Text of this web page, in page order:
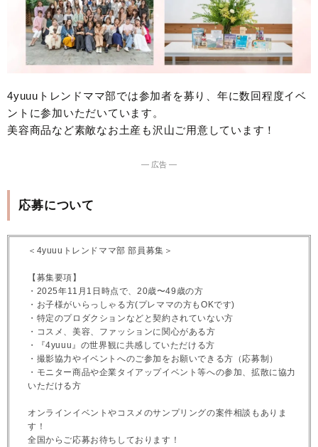
4yuuuトレンドママ部では参加者を募り、年に数回程度イベ
ントに参加いただいています。
美容商品など素敵なお土産も沢山ご用意しています！
― 広告 ―
応募について
＜4yuuuトレンドママ部 部員募集＞
【募集要項】
・2025年11月1日時点で、20歳〜49歳の方
・お子様がいらっしゃる方(プレママの方もOKです)
・特定のプロダクションなどと契約されていない方
・コスメ、美容、ファッションに関心がある方
・『4yuuu』の世界観に共感していただける方
・撮影協力やイベントへのご参加をお願いできる方（応募制）
・モニター商品や企業タイアップイベント等への参加、拡散に協力
いただける方
オンラインイベントやコスメのサンプリングの案件相談もありま
す！
全国からご応募お待ちしております！